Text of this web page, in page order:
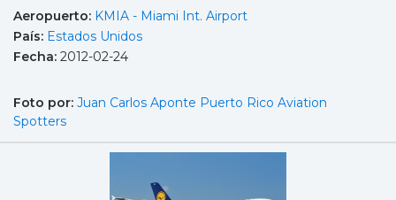
Aeropuerto: KMIA - Miami Int. Airport
País: Estados Unidos
Fecha: 2012-02-24
Foto por: Juan Carlos Aponte Puerto Rico Aviation
Spotters